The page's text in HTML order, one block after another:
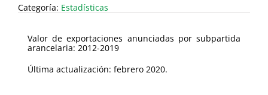
Categoría: Estadísticas
Valor de exportaciones anunciadas por subpartida
arancelaria: 2012-2019
Última actualización: febrero 2020.